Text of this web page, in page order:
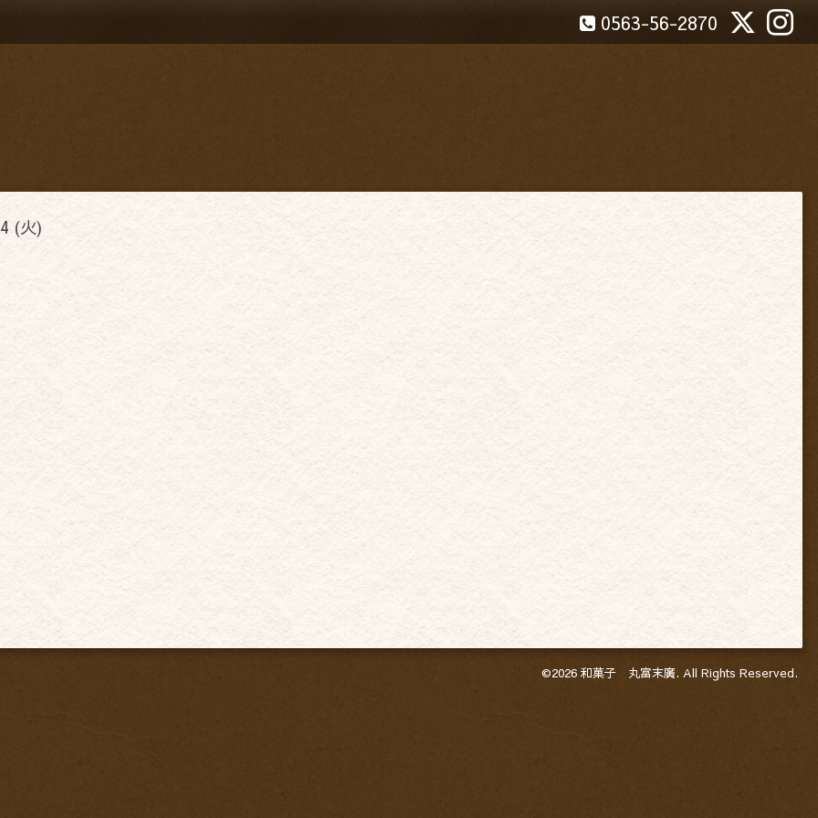
0563-56-2870
(火)
©2026 和菓子 丸富末廣. All Rights Reserved.